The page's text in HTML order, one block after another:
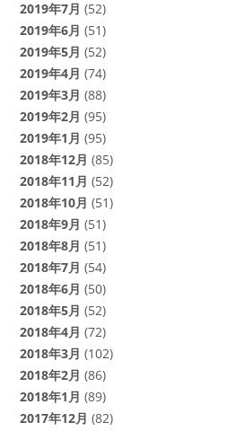
2019年7月 (52)
2019年6月 (51)
2019年5月 (52)
2019年4月 (74)
2019年3月 (88)
2019年2月 (95)
2019年1月 (95)
2018年12月 (85)
2018年11月 (52)
2018年10月 (51)
2018年9月 (51)
2018年8月 (51)
2018年7月 (54)
2018年6月 (50)
2018年5月 (52)
2018年4月 (72)
2018年3月 (102)
2018年2月 (86)
2018年1月 (89)
2017年12月 (82)